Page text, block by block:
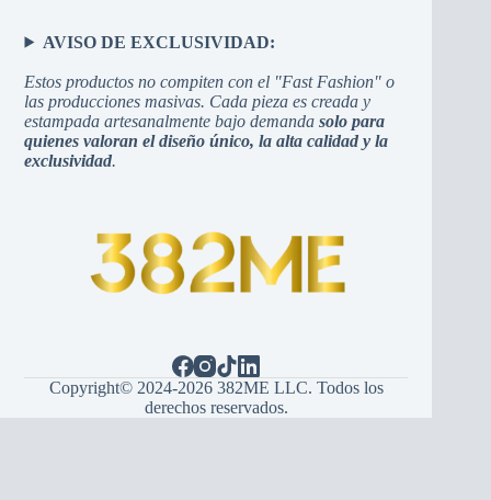
AVISO DE EXCLUSIVIDAD:
Estos productos no compiten con el "Fast Fashion" o
las producciones masivas. Cada pieza es creada y
estampada artesanalmente bajo demandasolo para
quienes valoran el diseño único, la alta calidad y la
exclusividad.
Copyright© 2024-2026 382ME LLC. Todos los
derechos reservados.